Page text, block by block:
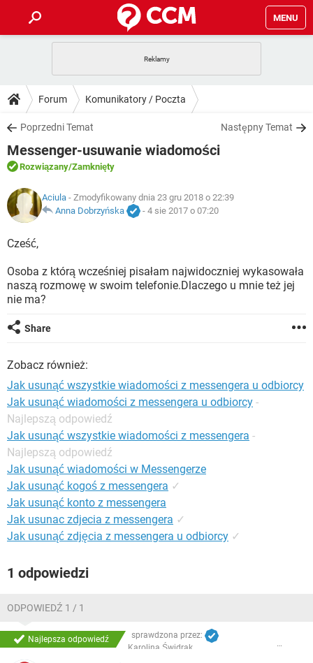
MENU
GRY WHATSAPP
SPOTIFY
INSTAGRAM FACEBOOK
WINDOWS 10
PORADY
PlayStation TIKTOK
SPOTIFY
INSTAGRAM
WINDOWS 10
DO POBRANIA
ANDROID TIKTOK
GRY
IOS NETFLIX
INSTAGRAM
WINDOWS 10
FORUM
COVID-19
GRY WHATSAPP
WINDOWS 10
ARTYKUŁY
COVID-19
GRY
SPOTIFY NETFLIX
INSTAGRAM
Forum Komunikatory / Poczta
Poprzedni Temat Następny Temat
Messenger-usuwanie wiadomości
Rozwiązany/Zamknięty
Aciula - Zmodyfikowany dnia 23 gru 2018 o 22:39
Anna Dobrzyńska
- 4 sie 2017 o 07:20
Cześć,
Osoba z którą wcześniej pisałam najwidoczniej wykasowała
naszą rozmowę w swoim telefonie.Dlaczego u mnie też jej
nie ma?
Share
Zobacz również:
Jak usunąć wszystkie wiadomości z messengera u odbiorcy
Jak usunąć wiadomości z messengera u odbiorcy -
Najlepszą odpowiedź
Jak usunąć wszystkie wiadomości z messengera -
Najlepszą odpowiedź
Jak usunąć wiadomości w Messengerze
Jak usunąć kogoś z messengera ✓
Jak usunąć konto z messengera
Jak usunac zdjecia z messengera ✓
Jak usunąć zdjęcia z messengera u odbiorcy ✓
1 odpowiedzi
ODPOWIEDŹ 1 / 1
Najlepsza odpowiedź
sprawdzona przez:
Karolina Świdrak